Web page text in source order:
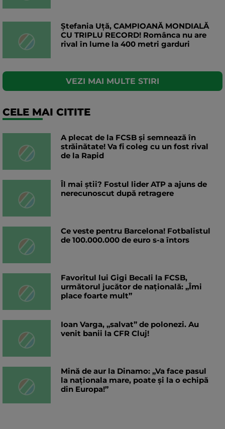
Ștefania Uță, CAMPIOANĂ MONDIALĂ
CU TRIPLU RECORD! Românca nu are
rival în lume la 400 metri garduri
VEZI MAI MULTE STIRI
CELE MAI CITITE
A plecat de la FCSB și semnează în
străinătate! Va fi coleg cu un fost rival
de la Rapid
Îl mai știi? Fostul lider ATP a ajuns de
nerecunoscut după retragere
Ce veste pentru Barcelona! Fotbalistul
de 100.000.000 de euro s-a întors
Favoritul lui Gigi Becali la FCSB,
următorul jucător de națională: „Îmi
place foarte mult”
Ioan Varga, „salvat” de polonezi. Au
venit banii la CFR Cluj!
Mină de aur la Dinamo: „Va face pasul
la naționala mare, poate și la o echipă
din Europa!”